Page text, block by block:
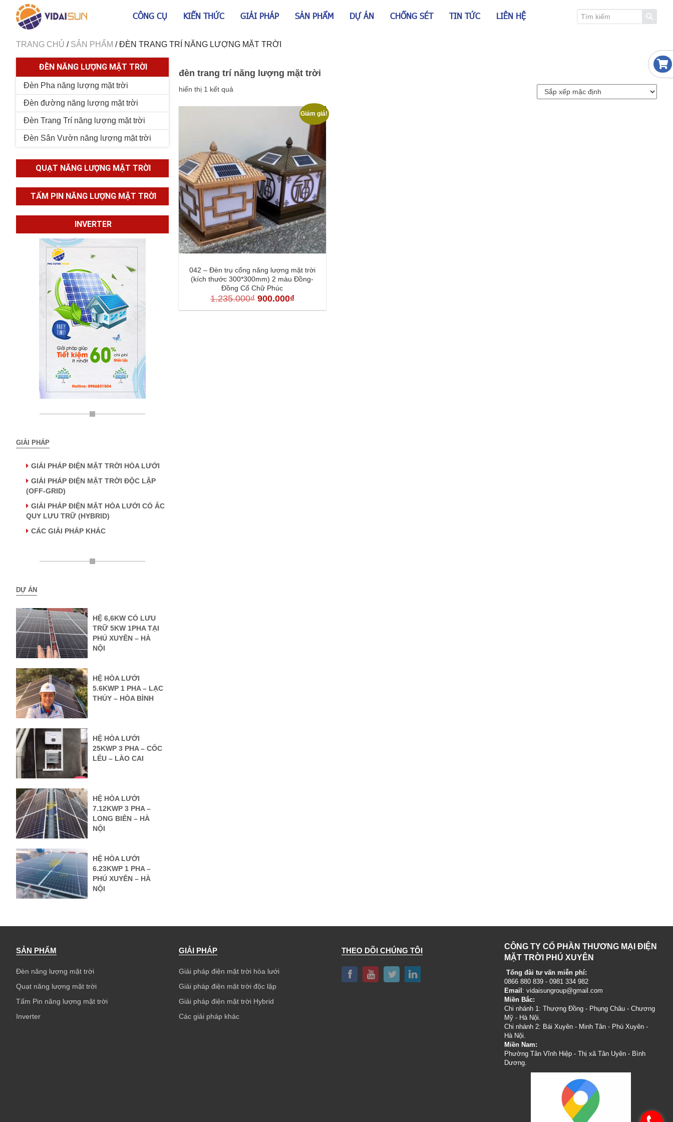
CÔNG CỤ KIẾN THỨC GIẢI PHÁP SẢN PHẨM DỰ ÁN CHỐNG SÉT TIN TỨC LIÊN HỆ
TRANG CHỦ / SẢN PHẨM /ĐÈN TRANG TRÍ NĂNG LƯỢNG MẶT TRỜI
ĐÈN NĂNG LƯỢNG MẶT TRỜI
Đèn Pha năng lượng mặt trời
Đèn đường năng lượng mặt trời
Đèn Trang Trí năng lượng mặt trời
Đèn Sân Vườn năng lượng mặt trời
QUẠT NĂNG LƯỢNG MẶT TRỜI
TẤM PIN NĂNG LƯỢNG MẶT TRỜI
INVERTER
GIẢI PHÁP
GIẢI PHÁP ĐIỆN MẶT TRỜI HÒA LƯỚI
GIẢI PHÁP ĐIỆN MẶT TRỜI ĐỘC LẬP
(OFF-GRID)
GIẢI PHÁP ĐIỆN MẶT HÒA LƯỚI CÓ ẮC
QUY LƯU TRỮ (HYBRID)
CÁC GIẢI PHÁP KHÁC
DỰ ÁN
HỆ 6,6KW CÓ LƯU
TRỮ 5KW 1PHA TẠI
PHÚ XUYÊN – HÀ
NỘI
HỆ HÒA LƯỚI
5.6KWP 1 PHA – LẠC
THỦY – HÒA BÌNH
HỆ HÒA LƯỚI
25KWP 3 PHA – CỐC
LẾU – LÀO CAI
HỆ HÒA LƯỚI
7.12KWP 3 PHA –
LONG BIÊN – HÀ
NỘI
HỆ HÒA LƯỚI
6.23KWP 1 PHA –
PHÚ XUYÊN – HÀ
NỘI
đèn trang trí năng lượng mặt trời
hiển thị 1 kết quả
Giảm giá!
042 – Đèn trụ cổng năng lượng mặt trời
(kích thước 300*300mm) 2 màu Đồng-
Đồng Cổ Chữ Phúc
1.235.000₫ Giá
gốc
900.000₫Giá
hiện
SẢN PHẨM
Đèn năng lượng mặt trời
Quạt năng lượng mặt trời
Tấm Pin năng lượng mặt trời
Inverter
GIẢI PHÁP
Giải pháp điện mặt trời hòa lưới
Giải pháp điện mặt trời độc lập
Giải pháp điện mặt trời Hybrid
Các giải pháp khác
THEO DÕI CHÚNG TÔI
CÔNG TY CỔ PHẦN THƯƠNG MẠI ĐIỆN
MẶT TRỜI PHÚ XUYÊN
Tổng đài tư vấn miễn phí:
0866 880 839 - 0981 334 982
Email: vidaisungroup@gmail.com
Miền Bắc:
Chi nhánh 1: Thượng Đồng - Phụng Châu - Chương
Mỹ - Hà Nội.
Chi nhánh 2: Bái Xuyên - Minh Tân - Phú Xuyên -
Hà Nội.
Miền Nam:
Phường Tân Vĩnh Hiệp - Thị xã Tân Uyên - Bình
Dương.